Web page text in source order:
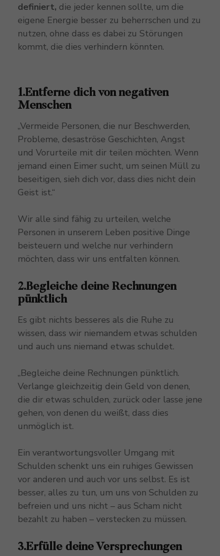
definiert, die jeder kennen sollte, um die
eigene Energie besser zu beherrschen und zu
nutzen, ohne dass es dabei zu Störungen
kommt, die dies verhindern könnten.
1.Entferne dich von negativen
Menschen
„Vermeide Personen, die nur Beschwerden,
Probleme, desaströse Geschichten, Angst
und Vorurteile mit dir teilen möchten. Wenn
jemand einen Eimer sucht, um seinen Müll zu
beseitigen, sieh dich vor, dass dies nicht dein
Geist ist.“
Wir alle sind fähig zu urteilen, welche
Personen in unserem Leben positive Dinge
beisteuern und welche nur verhindern
möchten, dass wir uns entfalten können.
2.Begleiche deine Rechnungen
pünktlich
Es gibt nichts besseres als die Ruhe zu
wissen, dass wir niemandem etwas schulden
und auch uns niemand etwas schuldet.
„Begleiche deine Rechnungen pünktlich.
Verlange gleichzeitig dein Geld von denen,
die dir etwas schulden, zurück oder lasse jene
gehen, von denen du weißt, dass dies
unmöglich ist.
Ein verantwortungsvoller Umgang mit
Schulden schenkt uns ein ruhiges Gewissen
vor anderen und auch vor uns selbst. Es ist
besser, alles zu tun, um uns von Schulden zu
befreien und uns nicht – aus Scham nicht
bezahlt zu haben – verstecken zu müssen.
3.Erfülle deine Versprechungen